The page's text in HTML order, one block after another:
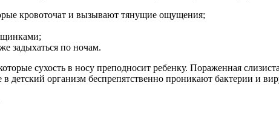
кровоточат и вызывают тянущие ощущения;
задыхаться по ночам.
сухость в носу преподносит ребенку. Пораженная
в детский организм беспрепятственно проникают бактерии и